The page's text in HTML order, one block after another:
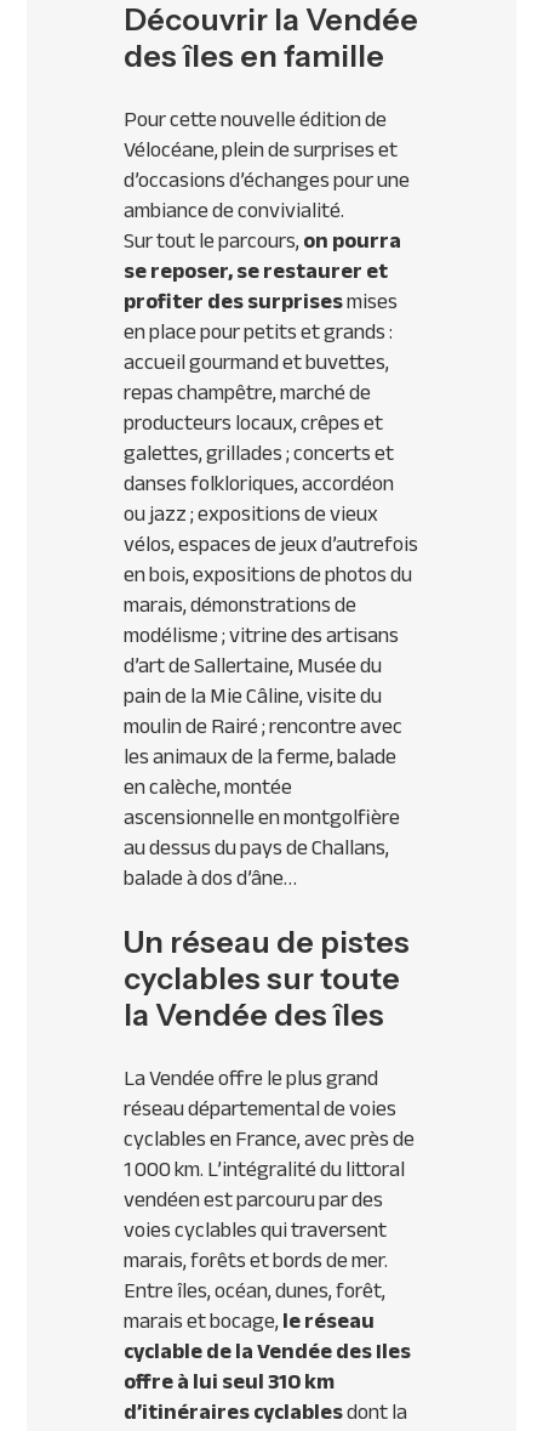
Découvrir la Vendée
des îles en famille
Pour cette nouvelle édition de
Vélocéane, plein de surprises et
d’occasions d’échanges pour une
ambiance de convivialité.
Sur tout le parcours,on pourra
se reposer, se restaurer et
profiter des surprisesmises
en place pour petits et grands :
accueil gourmand et buvettes,
repas champêtre, marché de
producteurs locaux, crêpes et
galettes, grillades ; concerts et
danses folkloriques, accordéon
ou jazz ; expositions de vieux
vélos, espaces de jeux d’autrefois
en bois, expositions de photos du
marais, démonstrations de
modélisme ; vitrine des artisans
d’art de Sallertaine, Musée du
pain de la Mie Câline, visite du
moulin de Rairé ; rencontre avec
les animaux de la ferme, balade
en calèche, montée
ascensionnelle en montgolfière
au dessus du pays de Challans,
balade à dos d’âne…
Un réseau de pistes
cyclables sur toute
la Vendée des îles
La Vendée offre le plus grand
réseau départemental de voies
cyclables en France, avec près de
1 000 km. L’intégralité du littoral
vendéen est parcouru par des
voies cyclables qui traversent
marais, forêts et bords de mer.
Entre îles, océan, dunes, forêt,
marais et bocage,le réseau
cyclable de la Vendée des Iles
offre à lui seul 310 km
d’itinéraires cyclablesdont la